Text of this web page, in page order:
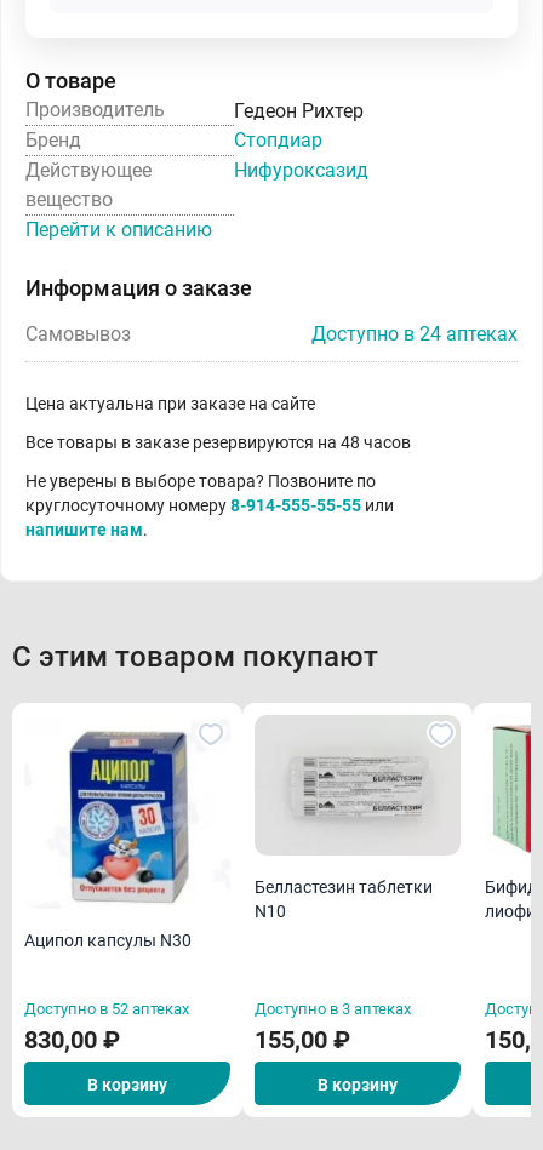
О товаре
Производитель
Гедеон Рихтер
Бренд
Стопдиар
Действующее
вещество
Нифуроксазид
Перейти к описанию
Информация о заказе
Самовывоз Доступно в 24 аптеках
Цена актуальна при заказе на сайте
Все товары в заказе резервируются на 48 часов
Не уверены в выборе товара? Позвоните по
круглосуточному номеру8-914-555-55-55 или
напишите нам.
С этим товаром покупают
Аципол капсулы N30
Доступно в 52 аптеках
830,00 ₽
В корзину
Белластезин таблетки
N10
Доступно в 3 аптеках
155,00 ₽
В корзину